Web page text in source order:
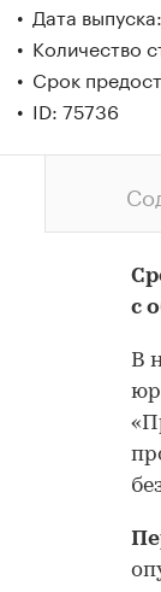
Дата
Количество
Срок
ID: 75736
с
В